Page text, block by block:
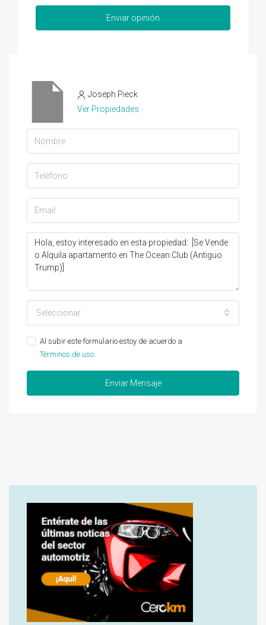
Enviar opinión
Joseph Pieck
Ver Propiedades
Seleccionar
Al subir este formulario estoy de acuerdo a
Términos de uso
Enviar Mensaje